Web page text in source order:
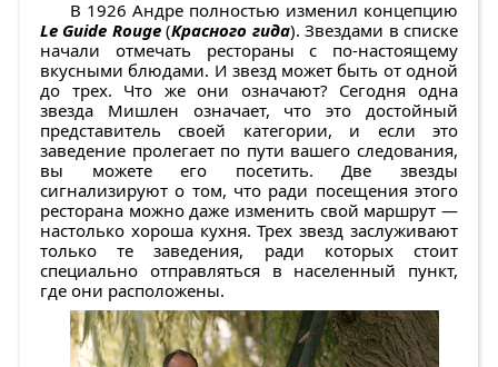
В 1926 Андре полностью изменил концепцию
Le Guide Rouge(Красного гида). Звездами в списке
начали отмечать рестораны с по-настоящему
вкусными блюдами. И звезд может быть от одной
до трех. Что же они означают? Сегодня одна
звезда Мишлен означает, что это достойный
представитель своей категории, и если это
заведение пролегает по пути вашего следования,
вы можете его посетить. Две звезды
сигнализируют о том, что ради посещения этого
ресторана можно даже изменить свой маршрут —
настолько хороша кухня. Трех звезд заслуживают
только те заведения, ради которых стоит
специально отправляться в населенный пункт,
где они расположены.